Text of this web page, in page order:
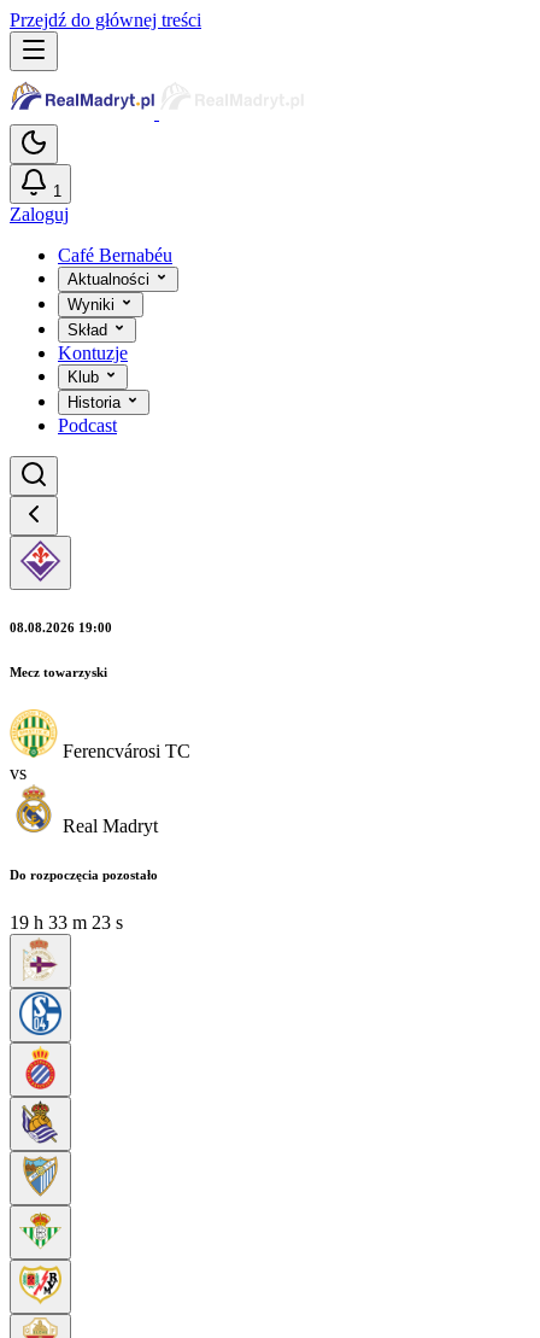
Przejdź do głównej treści
1
Zaloguj
Café Bernabéu
Aktualności
Wyniki
Skład
Kontuzje
Klub
Historia
Podcast
08.08.2026 19:00
Mecz towarzyski
Ferencvárosi TC
vs
Real Madryt
Do rozpoczęcia pozostało
19 h 33 m 21 s